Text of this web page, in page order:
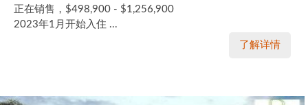
正在销售，$498,900 - $1,256,900
2023年1月开始入住 ...
了解详情